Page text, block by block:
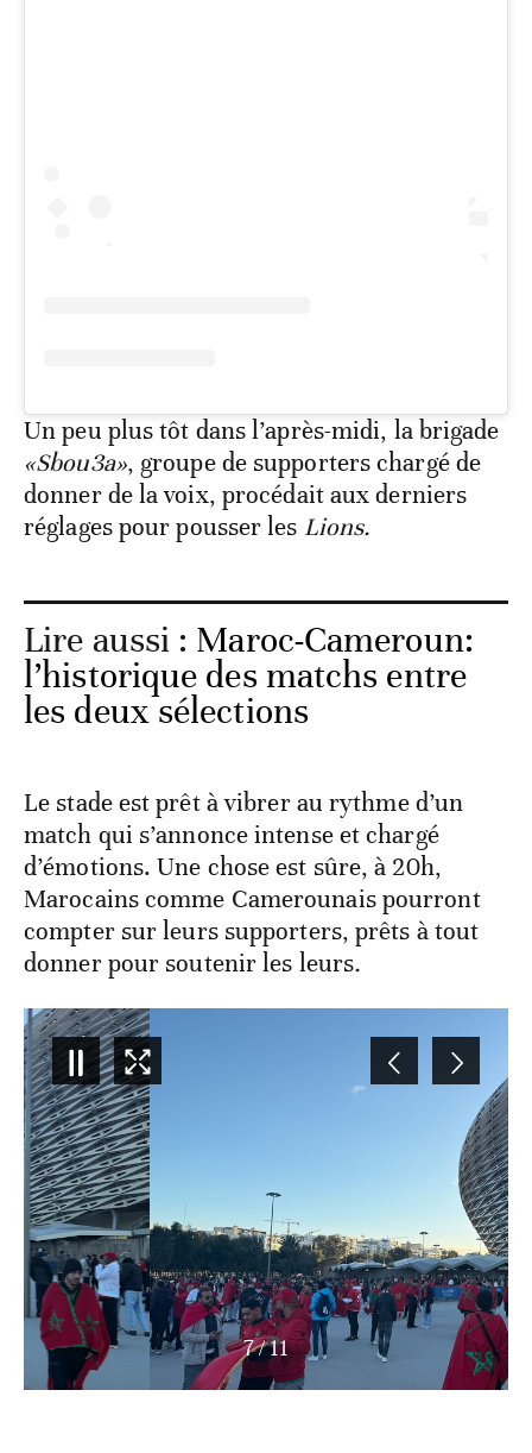
Un peu plus tôt dans l’après-midi, la brigade
«Sbou3a», groupe de supporters chargé de
donner de la voix, procédait aux derniers
réglages pour pousser les Lions.
Lire aussi : Maroc-Cameroun:
l’historique des matchs entre
les deux sélections
Le stade est prêt à vibrer au rythme d’un
match qui s’annonce intense et chargé
d’émotions. Une chose est sûre, à 20h,
Marocains comme Camerounais pourront
compter sur leurs supporters, prêts à tout
donner pour soutenir les leurs.
7/11